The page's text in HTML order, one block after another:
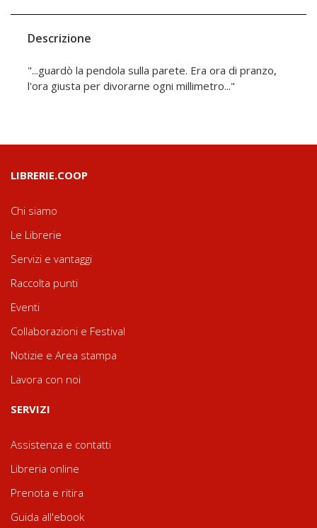
Descrizione
"...guardò la pendola sulla parete. Era ora di pranzo,
l'ora giusta per divorarne ogni millimetro..."
LIBRERIE.COOP
Chi siamo
Le Librerie
Servizi e vantaggi
Raccolta punti
Eventi
Collaborazioni e Festival
Notizie e Area stampa
Lavora con noi
SERVIZI
Assistenza e contatti
Libreria online
Prenota e ritira
Guida all'ebook